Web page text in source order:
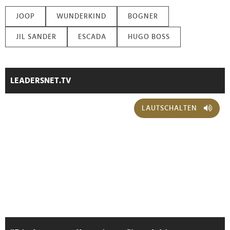
JOOP WUNDERKIND BOGNER
JIL SANDER ESCADA HUGO BOSS
LEADERSNET.TV
LAUTSCHALTEN